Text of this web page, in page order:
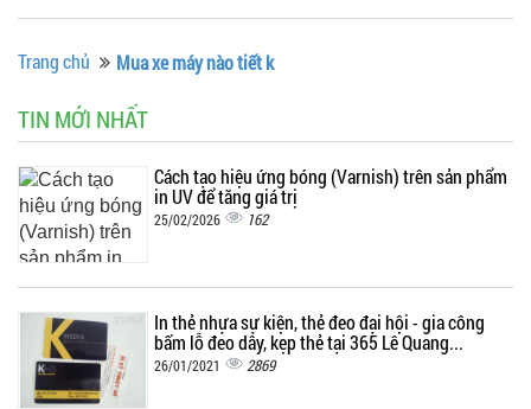
Trang chủ Mua xe máy nào tiết k
TIN MỚI NHẤT
Cách tạo hiệu ứng bóng (Varnish) trên sản phẩm
in UV để tăng giá trị
25/02/2026 162
In thẻ nhựa sự kiện, thẻ đeo đại hội - gia công
bấm lỗ đeo dây, kẹp thẻ tại 365 Lê Quang...
26/01/2021 2869